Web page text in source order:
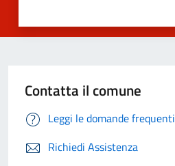
Contatta il comune
Leggi le domande frequenti
Richiedi Assistenza